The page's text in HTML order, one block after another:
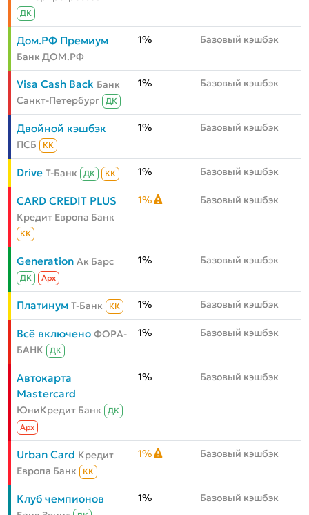
ДК
Дом.РФ Премиум
Банк ДОМ.РФ
1% Базовый кэшбэк
Visa Cash Back Банк
Санкт-Петербург
ДК
1% Базовый кэшбэк
Двойной кэшбэк
ПСБ КК
1% Базовый кэшбэк
Drive Т-Банк ДК КК 1% Базовый кэшбэк
CARD CREDIT PLUS
Кредит Европа Банк
КК
1% Базовый кэшбэк
Generation Ак Барс
ДК Aрх
1% Базовый кэшбэк
Платинум Т-Банк КК 1% Базовый кэшбэк
Всё включено ФОРА-
БАНК
ДК
1% Базовый кэшбэк
Автокарта
Mastercard
ЮниКредит Банк
ДК
Aрх
1% Базовый кэшбэк
Urban Card Кредит
Европа Банк
КК
1% Базовый кэшбэк
Клуб чемпионов 1% Базовый кэшбэк